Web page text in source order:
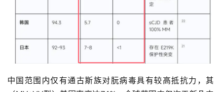
中国范围内仅有通古斯族对朊病毒具有较高抵抗力，其